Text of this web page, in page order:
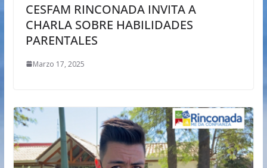
CESFAM RINCONADA INVITA A
CHARLA SOBRE HABILIDADES
PARENTALES
Marzo 17, 2025